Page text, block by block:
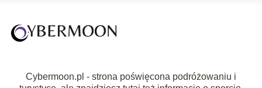
Cybermoon.pl - strona poświęcona podróżowaniu i